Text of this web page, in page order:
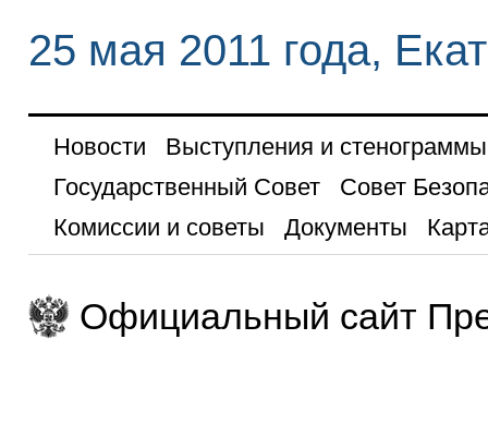
25 мая 2011 года,
Новости
Выступления и стенограммы
Государственный Совет
Совет
Комиссии и советы
Документы
Официальный сайт